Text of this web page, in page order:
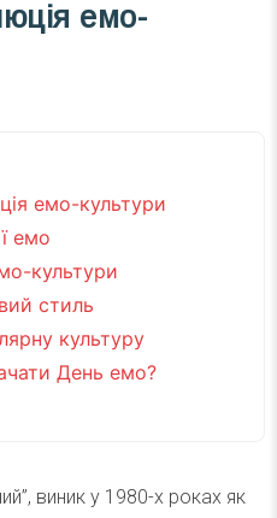
емо-
емо-культури
емо
культури
стиль
культуру
День емо?
виник у 1980-х роках як